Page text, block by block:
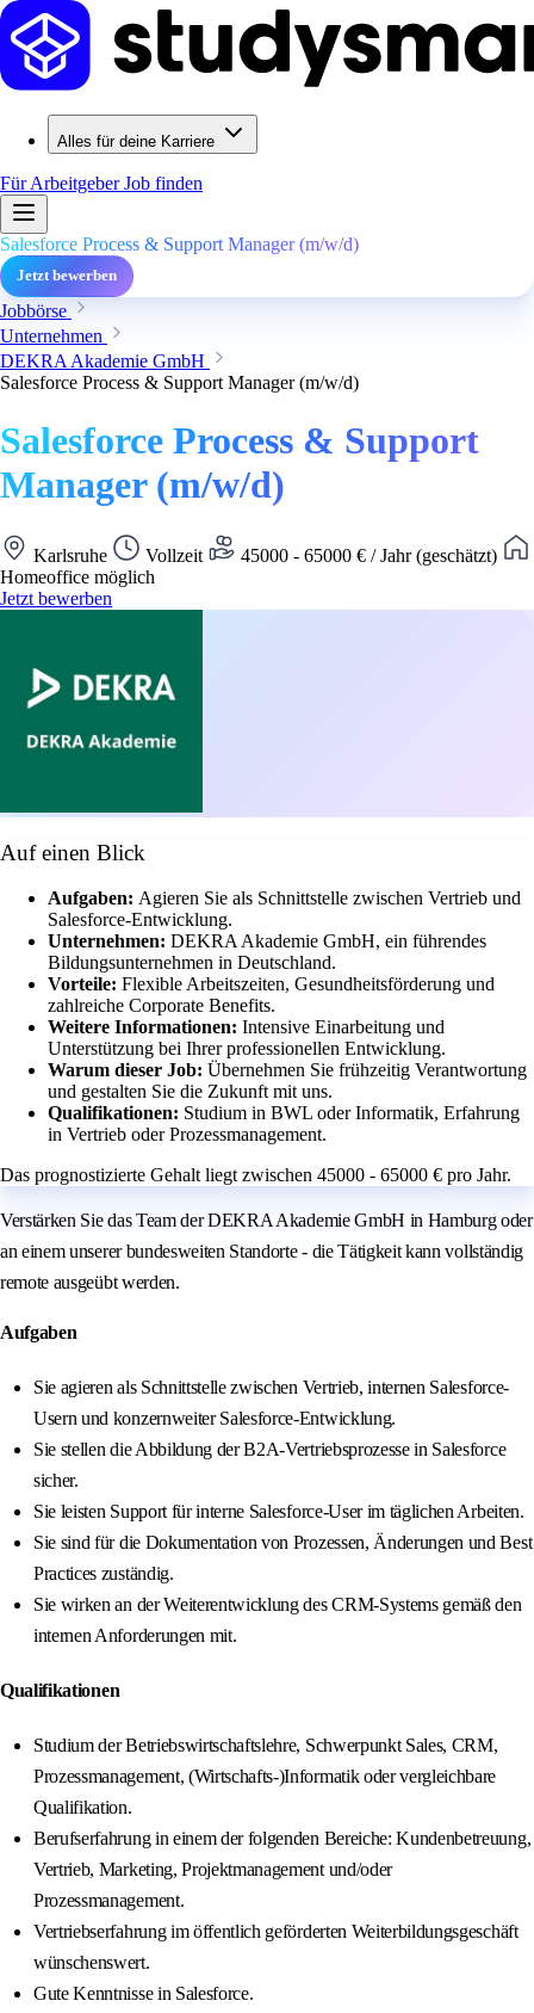
Alles für deine Karriere
Für ArbeitgeberJob finden
Salesforce Process & Support Manager (m/w/d)
Jetzt bewerben
Jobbörse
Unternehmen
DEKRA Akademie GmbH
Salesforce Process & Support Manager (m/w/d)
Salesforce Process & Support
Manager (m/w/d)
Karlsruhe Vollzeit
45000 - 65000 € / Jahr (geschätzt)
Homeoffice möglich
Jetzt bewerben
Auf einen Blick
Aufgaben: Agieren Sie als Schnittstelle zwischen Vertrieb und
Salesforce-Entwicklung.
Unternehmen: DEKRA Akademie GmbH, ein führendes
Bildungsunternehmen in Deutschland.
Vorteile: Flexible Arbeitszeiten, Gesundheitsförderung und
zahlreiche Corporate Benefits.
Weitere Informationen: Intensive Einarbeitung und
Unterstützung bei Ihrer professionellen Entwicklung.
Warum dieser Job: Übernehmen Sie frühzeitig Verantwortung
und gestalten Sie die Zukunft mit uns.
Qualifikationen: Studium in BWL oder Informatik, Erfahrung
in Vertrieb oder Prozessmanagement.
Das prognostizierte Gehalt liegt zwischen 45000 - 65000 € pro Jahr.
Verstärken Sie das Team der DEKRA Akademie GmbH in Hamburg oder
an einem unserer bundesweiten Standorte - die Tätigkeit kann vollständig
remote ausgeübt werden.
Aufgaben
Sie agieren als Schnittstelle zwischen Vertrieb, internen Salesforce-
Usern und konzernweiter Salesforce-Entwicklung.
Sie stellen die Abbildung der B2A-Vertriebsprozesse in Salesforce
sicher.
Sie leisten Support für interne Salesforce-User im täglichen Arbeiten.
Sie sind für die Dokumentation von Prozessen, Änderungen und Best
Practices zuständig.
Sie wirken an der Weiterentwicklung des CRM-Systems gemäß den
internen Anforderungen mit.
Qualifikationen
Studium der Betriebswirtschaftslehre, Schwerpunkt Sales, CRM,
Prozessmanagement, (Wirtschafts-)Informatik oder vergleichbare
Qualifikation.
Berufserfahrung in einem der folgenden Bereiche: Kundenbetreuung,
Vertrieb, Marketing, Projektmanagement und/oder
Prozessmanagement.
Vertriebserfahrung im öffentlich geförderten Weiterbildungsgeschäft
wünschenswert.
Gute Kenntnisse in Salesforce.